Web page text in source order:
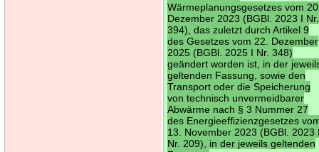
Wärmeplanungsgesetzes vom
Dezember 2023 (BGBl. 2023 I Nr.
394), das zuletzt durch Artikel 9
des Gesetzes vom 22. Dezember
2025 (BGBl. 2025 I Nr. 348)
geändert worden ist, in der
geltenden Fassung, sowie den
Transport oder die Speicherung
von technisch unvermeidbarer
Abwärme nach § 3 Nummer 27
des Energieeffizienzgesetzes
13. November 2023 (BGBl. 2023
Nr. 209), in der jeweils geltenden